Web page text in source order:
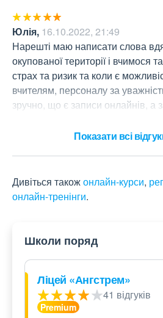
Юлія, 16.10.2022, 21:49
Нарешті маю написати слова
окупованої території і вчимося
страх та ризик та коли є
вчителям, персоналу за
зручно, що є записи онлайнів, а
Показати всі
Дивіться такожонлайн-курси,
онлайн-тренінги.
Школи поряд
Ліцей «Ангстрем»
41 відгуків